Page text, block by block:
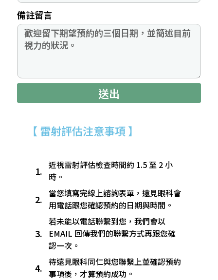
備註留言
送出
【 雷射評估注意事項 】
1. 近視雷射評估檢查時間約 1.5 至 2 小
時。​
2.
當您填寫完線上諮詢表單，遠見眼科會
用電話跟您確認預約的日期與時間。
3.
若未能以電話聯繫到您，我們會以
EMAIL 回傳我們的聯繫方式再跟您確
認一次。
4. 待遠見眼科同仁與您聯繫上並確認預約
事項後，才算預約成功。